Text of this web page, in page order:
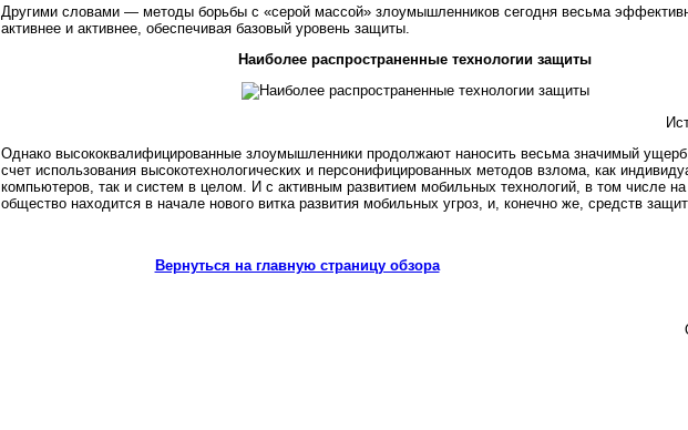
Другими словами — методы борьбы с «серой массой» злоумышленников сегодня весьма
активнее и активнее, обеспечивая базовый уровень защиты.
Наиболее распространенные технологии защиты
Однако высококвалифицированные злоумышленники продолжают наносить весьма значимый
счет использования высокотехнологических и персонифицированных методов взлома, как
компьютеров, так и систем в целом. И с активным развитием мобильных технологий, в том числе на
общество находится в начале нового витка развития мобильных угроз, и, конечно же, средств
Вернуться на главную страницу обзора